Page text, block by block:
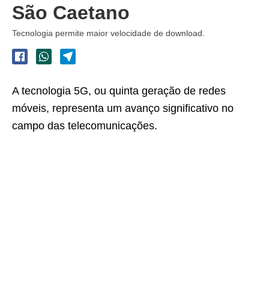
São Caetano
Tecnologia permite maior velocidade de download.
A tecnologia 5G, ou quinta geração de redes
móveis, representa um avanço significativo no
campo das telecomunicações.